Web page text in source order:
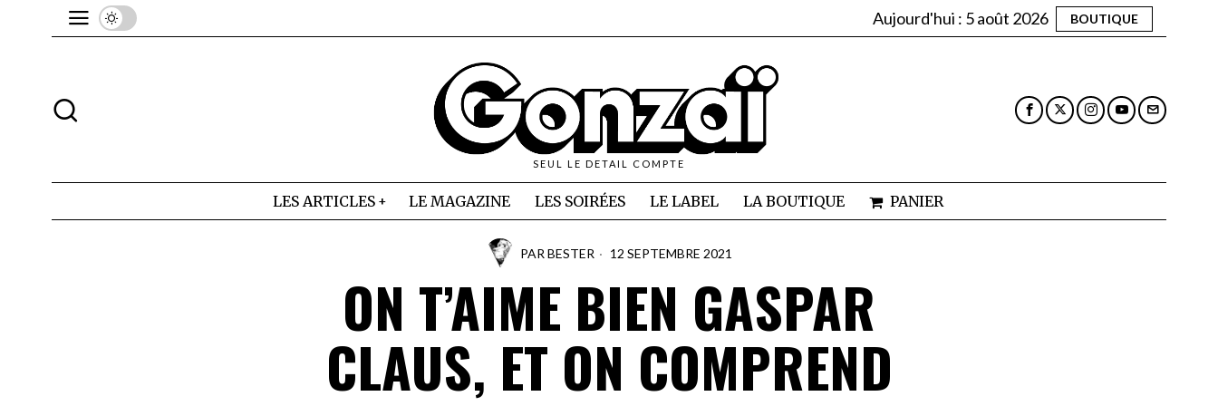
Aujourd'hui : 5 août 2026 BOUTIQUE
SEUL LE DETAIL COMPTE
LES ARTICLES LE MAGAZINE LES SOIRÉES LE LABEL LA BOUTIQUE PANIER
PAR BESTER 12 SEPTEMBRE 2021
ON T’AIME BIEN GASPAR
CLAUS, ET ON COMPREND